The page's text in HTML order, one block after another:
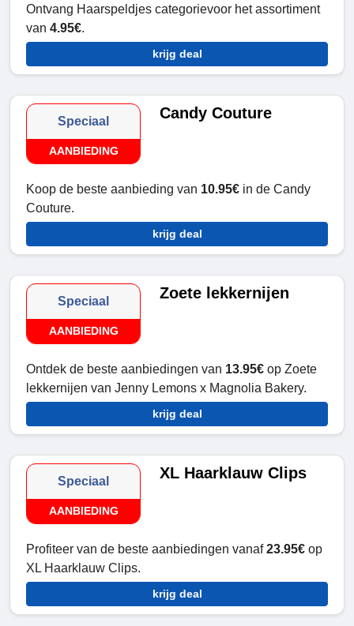
Ontvang Haarspeldjes categorievoor het assortiment
van 4.95€.
krijg deal
Speciaal
AANBIEDING
Candy Couture
Koop de beste aanbieding van 10.95€ in de Candy
Couture.
krijg deal
Speciaal
AANBIEDING
Zoete lekkernijen
Ontdek de beste aanbiedingen van 13.95€ op Zoete
lekkernijen van Jenny Lemons x Magnolia Bakery.
krijg deal
Speciaal
AANBIEDING
XL Haarklauw Clips
Profiteer van de beste aanbiedingen vanaf23.95€ op
XL Haarklauw Clips.
krijg deal